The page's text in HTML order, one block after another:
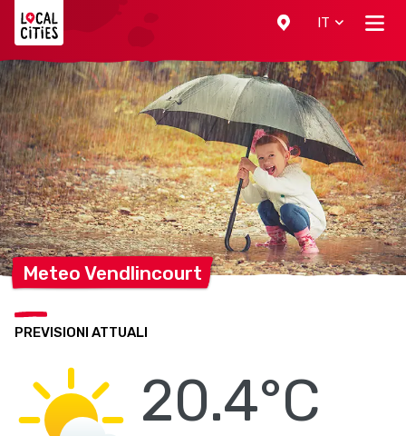
IT
Meteo Vendlincourt
PREVISIONI ATTUALI
20.4°C